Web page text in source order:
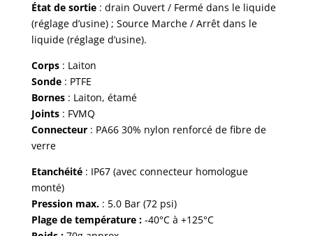
État de sortie: drain Ouvert / Fermé dans le liquide
(réglage d’usine) ; Source Marche / Arrêt dans le
liquide (réglage d’usine).
Corps: Laiton
Sonde: PTFE
Bornes: Laiton, étamé
Joints : FVMQ
Connecteur: PA66 30% nylon renforcé de fibre de
verre
Etanchéité: IP67 (avec connecteur homologue
monté)
Pression max. : 5.0 Bar (72 psi)
Plage de température : -40°C à +125°C